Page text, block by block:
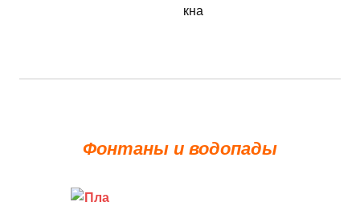
кна
Фонтаны и водопады